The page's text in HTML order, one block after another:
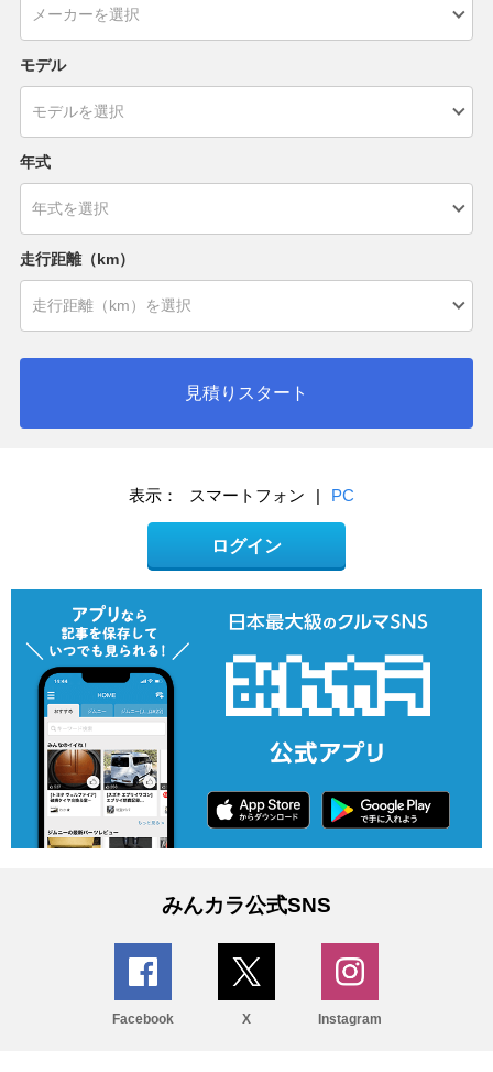
モデル
年式
走行距離（km）
見積りスタート
表示： スマートフォン | PC
ログイン
みんカラ公式SNS
Facebook X Instagram